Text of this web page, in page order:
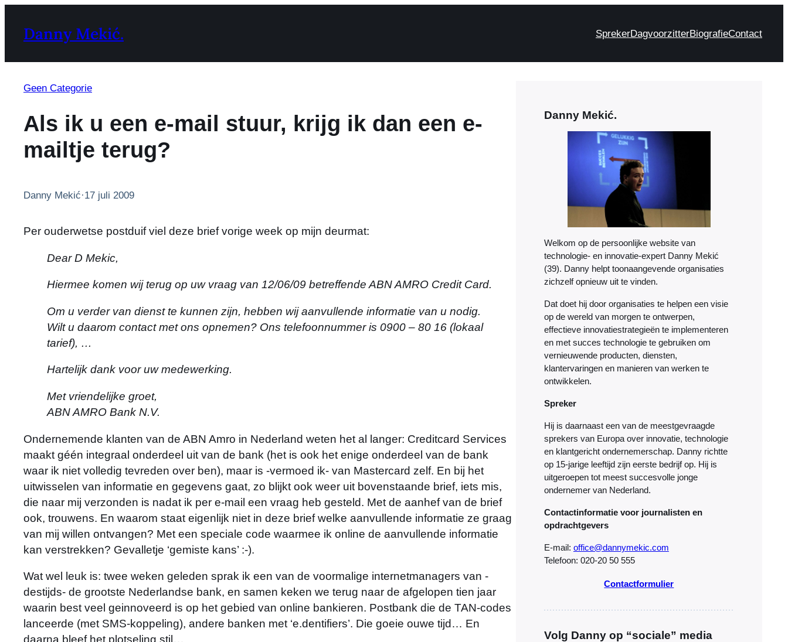
naar
inhoud
Danny Mekić. SprekerDagvoorzitterBiografieContact
Geen Categorie
Als ik u een e-mail stuur, krijg ik dan een e-
mailtje terug?
Danny Mekić·17 juli 2009
Per ouderwetse postduif viel deze brief vorige week op mijn deurmat:
Dear D Mekic,
Hiermee komen wij terug op uw vraag van 12/06/09 betreffende ABN AMRO Credit Card.
Om u verder van dienst te kunnen zijn, hebben wij aanvullende informatie van u nodig.
Wilt u daarom contact met ons opnemen? Ons telefoonnummer is 0900 – 80 16 (lokaal
tarief), …
Hartelijk dank voor uw medewerking.
Met vriendelijke groet,
ABN AMRO Bank N.V.
Ondernemende klanten van de ABN Amro in Nederland weten het al langer: Creditcard Services
maakt géén integraal onderdeel uit van de bank (het is ook het enige onderdeel van de bank
waar ik niet volledig tevreden over ben), maar is -vermoed ik- van Mastercard zelf. En bij het
uitwisselen van informatie en gegevens gaat, zo blijkt ook weer uit bovenstaande brief, iets mis,
die naar mij verzonden is nadat ik per e-mail een vraag heb gesteld. Met de aanhef van de brief
ook, trouwens. En waarom staat eigenlijk niet in deze brief welke aanvullende informatie ze graag
van mij willen ontvangen? Met een speciale code waarmee ik online de aanvullende informatie
kan verstrekken? Gevalletje ‘gemiste kans’ :-).
Wat wel leuk is: twee weken geleden sprak ik een van de voormalige internetmanagers van -
destijds- de grootste Nederlandse bank, en samen keken we terug naar de afgelopen tien jaar
waarin best veel geinnoveerd is op het gebied van online bankieren. Postbank die de TAN-codes
lanceerde (met SMS-koppeling), andere banken met ‘e.dentifiers’. Die goeie ouwe tijd… En
Danny Mekić.
Welkom op de persoonlijke website van
technologie- en innovatie-expert Danny Mekić
(39). Danny helpt toonaangevende organisaties
zichzelf opnieuw uit te vinden.
Dat doet hij door organisaties te helpen een visie
op de wereld van morgen te ontwerpen,
effectieve innovatiestrategieën te implementeren
en met succes technologie te gebruiken om
vernieuwende producten, diensten,
klantervaringen en manieren van werken te
ontwikkelen.
Spreker
Hij is daarnaast een van de meestgevraagde
sprekers van Europa over innovatie, technologie
en klantgericht ondernemerschap. Danny richtte
op 15-jarige leeftijd zijn eerste bedrijf op. Hij is
uitgeroepen tot meest succesvolle jonge
ondernemer van Nederland.
Contactinformatie voor journalisten en
opdrachtgevers
E-mail: office@dannymekic.com
Telefoon: 020-20 50 555
Contactformulier
Volg Danny op “sociale” media